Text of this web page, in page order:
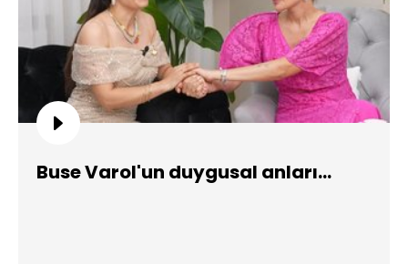
Buse Varol'un duygusal anları...